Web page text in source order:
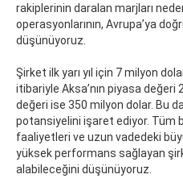
rakiplerinin daralan marjları
operasyonlarının, Avrupa’ya
düşünüyoruz.
Şirket ilk yarı yıl için 7 milyon
itibariyle Aksa’nın piyasa
değeri ise 350 milyon dolar. Bu
potansiyelini işaret ediyor. Tüm
faaliyetleri ve uzun vadedeki
yüksek performans sağlayan
alabileceğini düşünüyoruz.